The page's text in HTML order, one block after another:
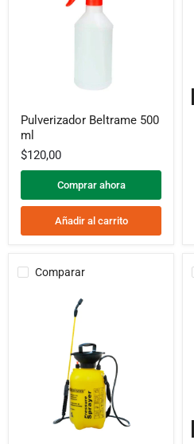
Beltrame
500
ml
Pulverizador Beltrame 500
ml
$120,00
Comprar ahora
Añadir al carrito
Comparar